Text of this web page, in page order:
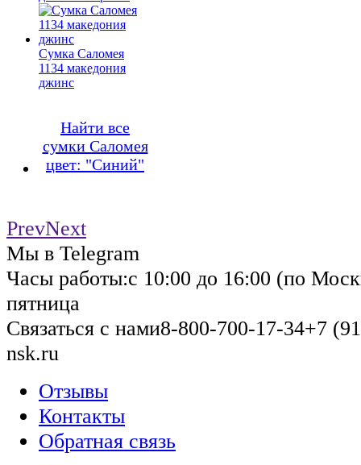
Сумка Саломея
1134 македония
джинс
Найти все
сумки Саломея
цвет: "Синий"
PrevNext
Мы в Telegram
Часы работы:с 10:00 до 16:00 (по
пятница
Связаться с нами8-800-700-17-34+7
nsk.ru
Отзывы
Контакты
Обратная связь